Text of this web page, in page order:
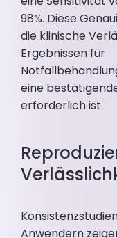
98%. Diese
die klinische
Ergebnissen für
eine
erforderlich ist.
Anwendern